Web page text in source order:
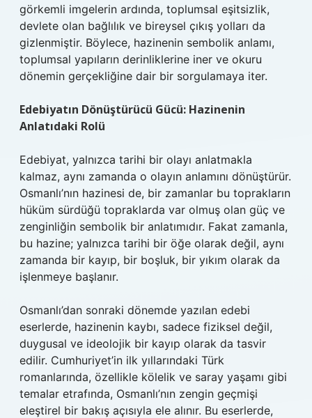
görkemli imgelerin ardında, toplumsal eşitsizlik,
devlete olan bağlılık ve bireysel çıkış yolları da
gizlenmiştir. Böylece, hazinenin sembolik anlamı,
toplumsal yapıların derinliklerine iner ve okuru
dönemin gerçekliğine dair bir sorgulamaya iter.
Edebiyatın Dönüştürücü Gücü: Hazinenin
Anlatıdaki Rolü
Edebiyat, yalnızca tarihi bir olayı anlatmakla
kalmaz, aynı zamanda o olayın anlamını dönüştürür.
Osmanlı’nın hazinesi de, bir zamanlar bu toprakların
hüküm sürdüğü topraklarda var olmuş olan güç ve
zenginliğin sembolik bir anlatımıdır. Fakat zamanla,
bu hazine; yalnızca tarihi bir öğe olarak değil, aynı
zamanda bir kayıp, bir boşluk, bir yıkım olarak da
işlenmeye başlanır.
Osmanlı’dan sonraki dönemde yazılan edebi
eserlerde, hazinenin kaybı, sadece fiziksel değil,
duygusal ve ideolojik bir kayıp olarak da tasvir
edilir. Cumhuriyet’in ilk yıllarındaki Türk
romanlarında, özellikle kölelik ve saray yaşamı gibi
temalar etrafında, Osmanlı’nın zengin geçmişi
eleştirel bir bakış açısıyla ele alınır. Bu eserlerde,